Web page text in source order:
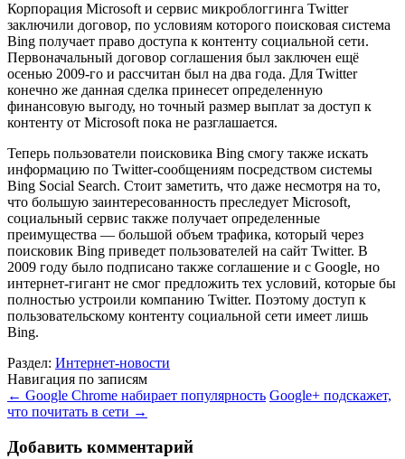
Корпорация Microsoft и сервис микроблоггинга Twitter
заключили договор, по условиям которого поисковая система
Bing получает право доступа к контенту социальной сети.
Первоначальный договор соглашения был заключен ещё
осенью 2009-го и рассчитан был на два года. Для Twitter
конечно же данная сделка принесет определенную
финансовую выгоду, но точный размер выплат за доступ к
контенту от Microsoft пока не разглашается.
Теперь пользователи поисковика Bing смогу также искать
информацию по Twitter-сообщениям посредством системы
Bing Social Search. Стоит заметить, что даже несмотря на то,
что большую заинтересованность преследует Microsoft,
социальный сервис также получает определенные
преимущества — большой объем трафика, который через
поисковик Bing приведет пользователей на сайт Twitter. В
2009 году было подписано также соглашение и с Google, но
интернет-гигант не смог предложить тех условий, которые бы
полностью устроили компанию Twitter. Поэтому доступ к
пользовательскому контенту социальной сети имеет лишь
Bing.
Раздел: Интернет-новости
Навигация по записям
← Google Chrome набирает популярность Google+ подскажет,
что почитать в сети →
Добавить комментарий